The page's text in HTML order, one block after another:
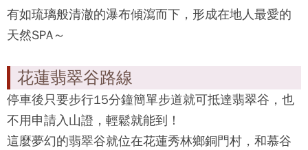
有如琉璃般清澈的瀑布傾瀉而下，形成在地人最愛的
天然SPA～
花蓮翡翠谷路線
停車後只要步行15分鐘簡單步道就可抵達翡翠谷 ，也
不用申請入山證，輕鬆就能到！
這麼夢幻的翡翠谷就位在花蓮秀林鄉銅門村，和慕谷